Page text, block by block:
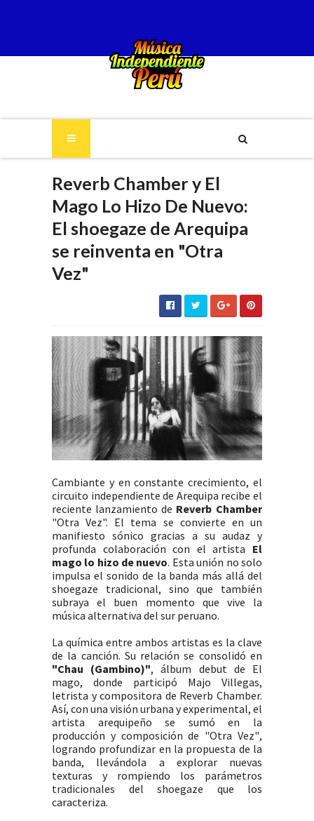
Reverb Chamber y El
Mago Lo Hizo De Nuevo:
El shoegaze de Arequipa
se reinventa en "Otra
Vez"
Cambiante y en constante crecimiento, el
circuito independiente de Arequipa recibe el
reciente lanzamiento de Reverb Chamber
"Otra Vez". El tema se convierte en un
manifiesto sónico gracias a su audaz y
profunda colaboración con el artista El
mago lo hizo de nuevo. Esta unión no solo
impulsa el sonido de la banda más allá del
shoegaze tradicional, sino que también
subraya el buen momento que vive la
música alternativa del sur peruano.
La química entre ambos artistas es la clave
de la canción. Su relación se consolidó en
"Chau (Gambino)", álbum debut de El
mago, donde participó Majo Villegas,
letrista y compositora de Reverb Chamber.
Así, con una visión urbana y experimental, el
artista arequipeño se sumó en la
producción y composición de "Otra Vez",
logrando profundizar en la propuesta de la
banda, llevándola a explorar nuevas
texturas y rompiendo los parámetros
tradicionales del shoegaze que los
caracteriza.